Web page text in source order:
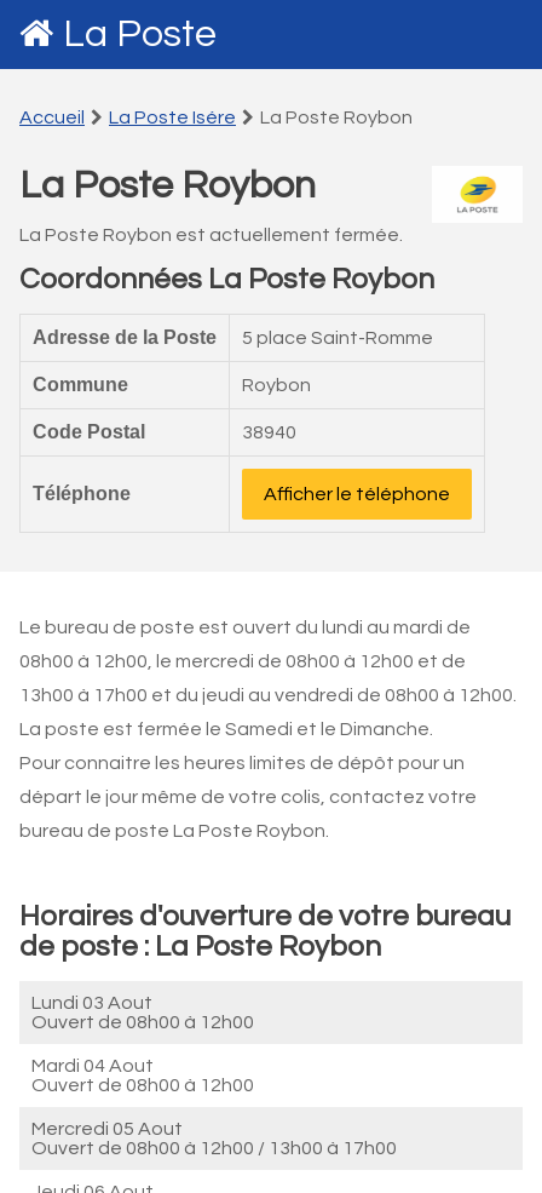
La Poste
Accueil La Poste Isére La Poste Roybon
La Poste Roybon
La Poste Roybon est actuellement fermée.
Coordonnées La Poste Roybon
Adresse de la Poste 5 place Saint-Romme
Commune Roybon
Code Postal 38940
Téléphone Afficher le téléphone
Le bureau de poste est ouvert du lundi au mardi de
08h00 à 12h00, le mercredi de 08h00 à 12h00 et de
13h00 à 17h00 et du jeudi au vendredi de 08h00 à 12h00.
La poste est fermée le Samedi et le Dimanche.
Pour connaitre les heures limites de dépôt pour un
départ le jour même de votre colis, contactez votre
bureau de poste La Poste Roybon.
Horaires d'ouverture de votre bureau
de poste : La Poste Roybon
Lundi 03 Aout
Ouvert de 08h00 à 12h00
Mardi 04 Aout
Ouvert de 08h00 à 12h00
Mercredi 05 Aout
Ouvert de 08h00 à 12h00 / 13h00 à 17h00